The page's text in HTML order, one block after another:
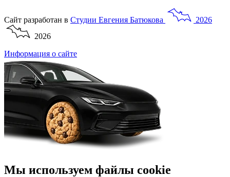
Сайт разработан в Студии Евгения Батюкова
2026
2026
Информация о сайте
Мы используем файлы cookie